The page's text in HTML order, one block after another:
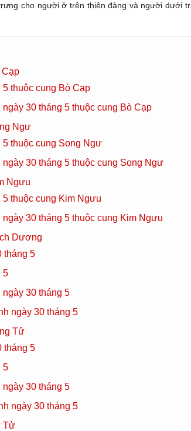
cho người ở trên thiên đàng và người dưới
Cạp
thuộc cung Bò Cạp
30 tháng 5 thuộc cung Bò Cạp
Ngư
thuộc cung Song Ngư
30 tháng 5 thuộc cung Song Ngư
Ngưu
thuộc cung Kim Ngưu
30 tháng 5 thuộc cung Kim Ngưu
Dương
tháng 5
5
30 tháng 5
ngày 30 tháng 5
Tử
tháng 5
5
30 tháng 5
ngày 30 tháng 5
Tử